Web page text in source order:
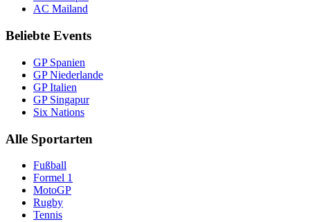
AC Mailand
Beliebte Events
GP Spanien
GP Niederlande
GP Italien
GP Singapur
Six Nations
Alle Sportarten
Fußball
Formel 1
MotoGP
Rugby
Tennis